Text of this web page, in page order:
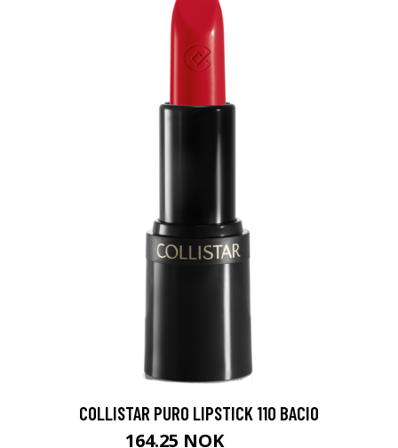
COLLISTAR PURO LIPSTICK 110 BACIO
164.25 NOK